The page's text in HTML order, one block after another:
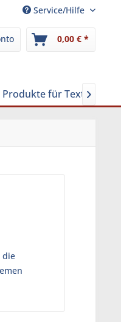
Service/Hilfe
0,00 € *
Produkte für 
die